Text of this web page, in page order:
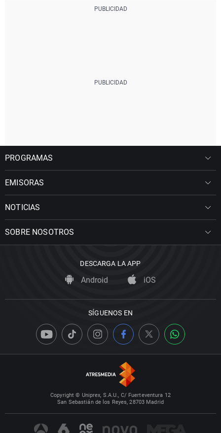
PROGRAMAS
EMISORAS
NOTICIAS
SOBRE NOSOTROS
DESCARGA LA APP
Android iOS
SÍGUENOS EN
Copyright © Uniprex, S.A.U., C/ Fuerteventura 12
San Sebastián de los Reyes, 28703 Madrid